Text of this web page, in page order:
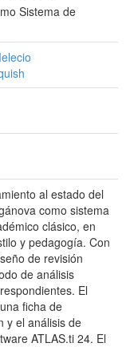
Sistema de
al estado del
como sistema
clásico, en
y pedagogía. Con
de revisión
de análisis
El
ficha de
y el análisis de
ATLAS.ti 24. El